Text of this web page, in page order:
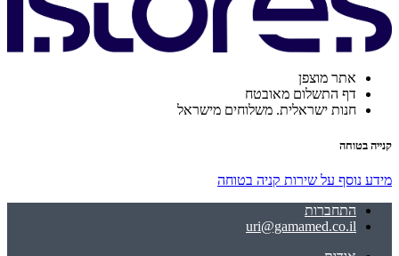
אתר מוצפן
דף התשלום מאובטח
חנות ישראלית. משלוחים מישראל
קנייה בטוחה
מידע נוסף על שירות קניה בטוחה
התחברות
uri@gamamed.co.il